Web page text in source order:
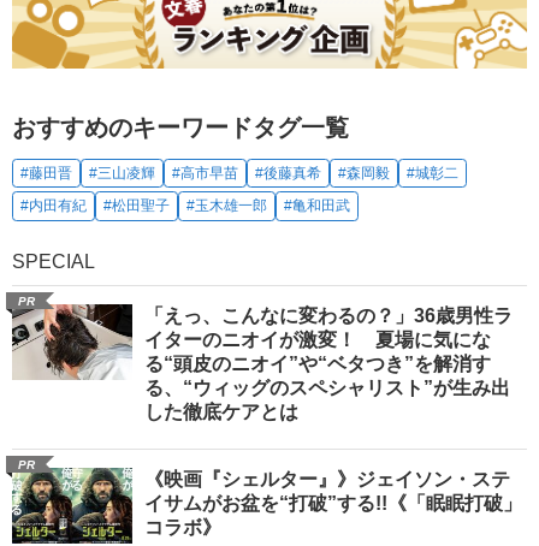
おすすめのキーワードタグ一覧
#藤田晋 #三山凌輝 #高市早苗 #後藤真希 #森岡毅
#城彰二
#内田有紀
#松田聖子 #玉木雄一郎 #亀和田武
SPECIAL
PR
「えっ、こんなに変わるの？」36歳男性ラ
イターのニオイが激変！ 夏場に気にな
る“頭皮のニオイ”や“ベタつき”を解消す
る、“ウィッグのスペシャリスト”が生み出
した徹底ケアとは
PR
《映画『シェルター』》ジェイソン・ステ
イサムがお盆を“打破”する!!《「眠眠打破」
コラボ》